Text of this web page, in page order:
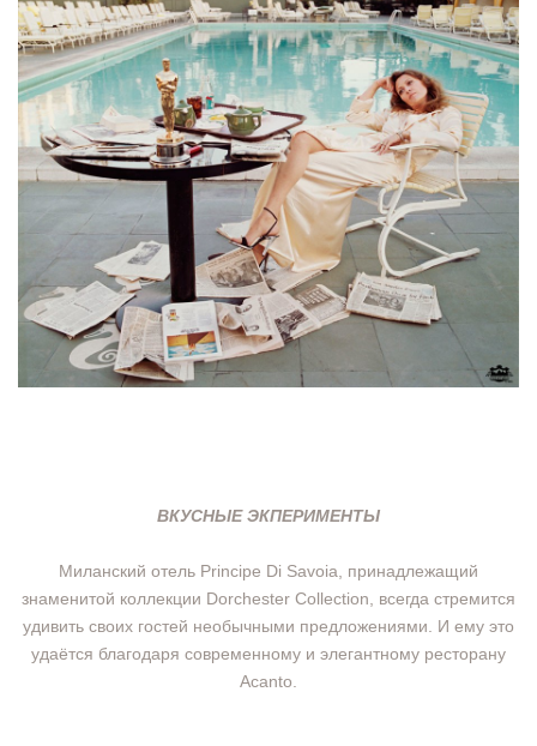
ВКУСНЫЕ ЭКПЕРИМЕНТЫ
Миланский отель Principe Di Savoia, принадлежащий
знаменитой коллекции Dorchester Collection, всегда стремится
удивить своих гостей необычными предложениями. И ему это
удаётся благодаря современному и элегантному ресторану
Acanto.